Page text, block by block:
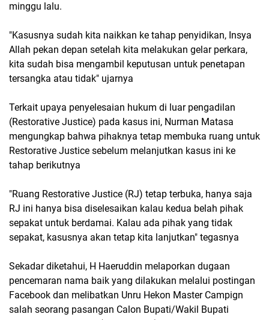
minggu lalu.
"Kasusnya sudah kita naikkan ke tahap penyidikan, Insya
Allah pekan depan setelah kita melakukan gelar perkara,
kita sudah bisa mengambil keputusan untuk penetapan
tersangka atau tidak" ujarnya
Terkait upaya penyelesaian hukum di luar pengadilan
(Restorative Justice) pada kasus ini, Nurman Matasa
mengungkap bahwa pihaknya tetap membuka ruang untuk
Restorative Justice sebelum melanjutkan kasus ini ke
tahap berikutnya
"Ruang Restorative Justice (RJ) tetap terbuka, hanya saja
RJ ini hanya bisa diselesaikan kalau kedua belah pihak
sepakat untuk berdamai. Kalau ada pihak yang tidak
sepakat, kasusnya akan tetap kita lanjutkan" tegasnya
Sekadar diketahui, H Haeruddin melaporkan dugaan
pencemaran nama baik yang dilakukan melalui postingan
Facebook dan melibatkan Unru Hekon Master Campign
salah seorang pasangan Calon Bupati/Wakil Bupati